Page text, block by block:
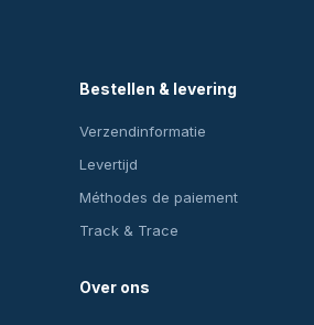
Bestellen & levering
Verzendinformatie
Levertijd
Méthodes de paiement
Track & Trace
Over ons